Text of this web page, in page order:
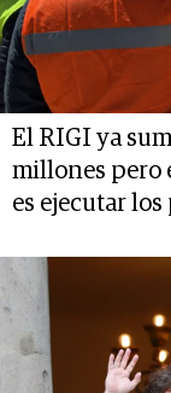
El RIGI ya
millones pero
es ejecutar